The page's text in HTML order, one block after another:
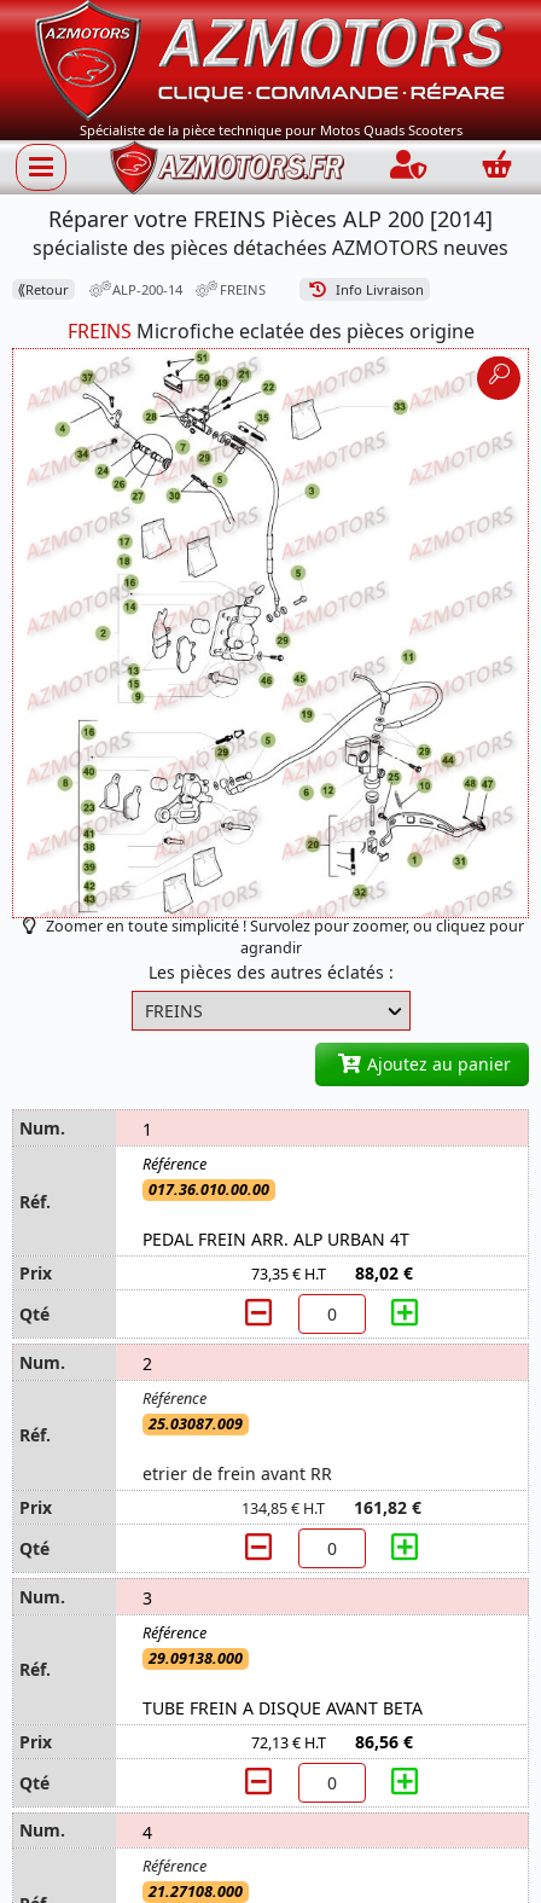
Spécialiste de la pièce technique pour Motos Quads Scooters
Connection
Réparer votre FREINS Pièces ALP 200 [2014]
spécialiste des pièces détachées AZMOTORS neuves
⟪Retour ALP-200-14 FREINS Info Livraison
FREINS Microfiche eclatée des pièces origine
Zoomer en toute simplicité ! Survolez pour zoomer, ou cliquez pour
agrandir
Les pièces des autres éclatés :
Ajoutez au panier
1
017.36.010.00.00
PEDAL FREIN ARR. ALP URBAN 4T
73,35 € H.T 88,02 €
2
25.03087.009
etrier de frein avant RR
134,85 € H.T 161,82 €
3
29.09138.000
TUBE FREIN A DISQUE AVANT BETA
72,13 € H.T 86,56 €
4
21.27108.000